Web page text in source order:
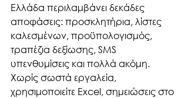
Ελλάδα περιλαμβάνει δεκάδες
αποφάσεις: προσκλητήρια, λίστες
καλεσμένων, προϋπολογισμός,
τραπέζια δεξίωσης, SMS
υπενθυμίσεις και πολλά ακόμη.
Χωρίς σωστά εργαλεία,
χρησιμοποιείτε Excel, σημειώσεις στο